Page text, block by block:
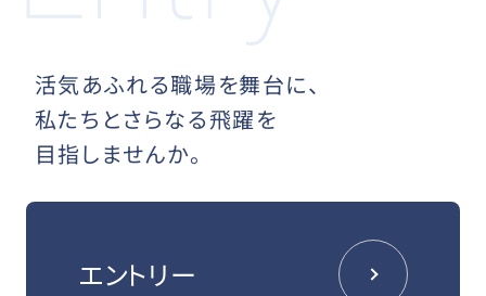
活気あふれる職場を舞台に、
私たちとさらなる飛躍を
目指しませんか。
エントリー